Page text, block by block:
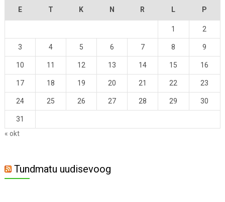
E T K N R L P
1 2
3 4 5 6 7 8 9
10 11 12 13 14 15 16
17 18 19 20 21 22 23
24 25 26 27 28 29 30
31
« okt
Tundmatu uudisevoog